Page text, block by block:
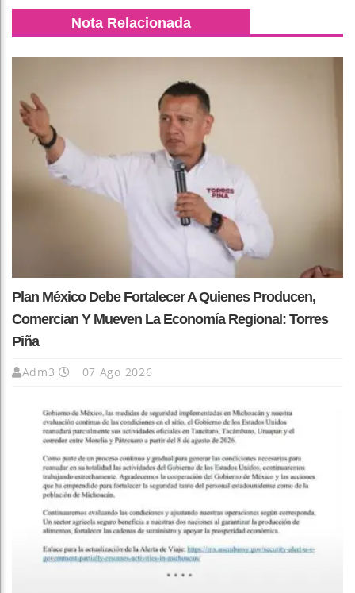
Nota Relacionada
Plan México Debe Fortalecer A Quienes Producen,
Comercian Y Mueven La Economía Regional: Torres
Piña
Adm3 07 Ago 2026